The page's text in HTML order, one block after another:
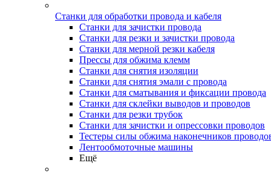
Станки для обработки провода и кабеля
Станки для зачистки провода
Станки для резки и зачистки провода
Станки для мерной резки кабеля
Прессы для обжима клемм
Станки для снятия изоляции
Станки для снятия эмали с провода
Станки для сматывания и фиксации провода
Станки для склейки выводов и проводов
Станки для резки трубок
Станки для зачистки и опрессовки проводов
Тестеры силы обжима наконечников
Лентообмоточные машины
Ещё